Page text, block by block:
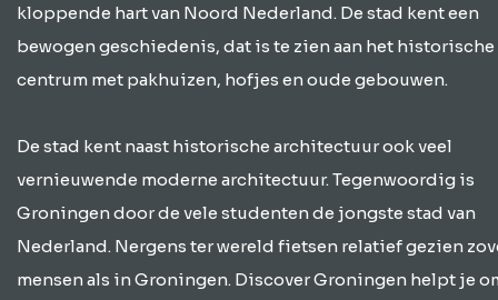
kloppende hart van Noord Nederland. De stad kent een
bewogen geschiedenis, dat is te zien aan het historische
centrum met pakhuizen, hofjes en oude gebouwen.
De stad kent naast historische architectuur ook veel
vernieuwende moderne architectuur. Tegenwoordig is
Groningen door de vele studenten de jongste stad van
Nederland. Nergens ter wereld fietsen relatief gezien
mensen als in Groningen. Discover Groningen helpt je